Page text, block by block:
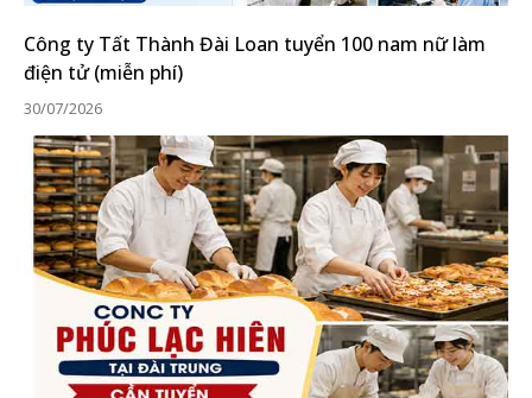
Công ty Tất Thành Đài Loan tuyển 100 nam nữ làm
điện tử (miễn phí)
30/07/2026